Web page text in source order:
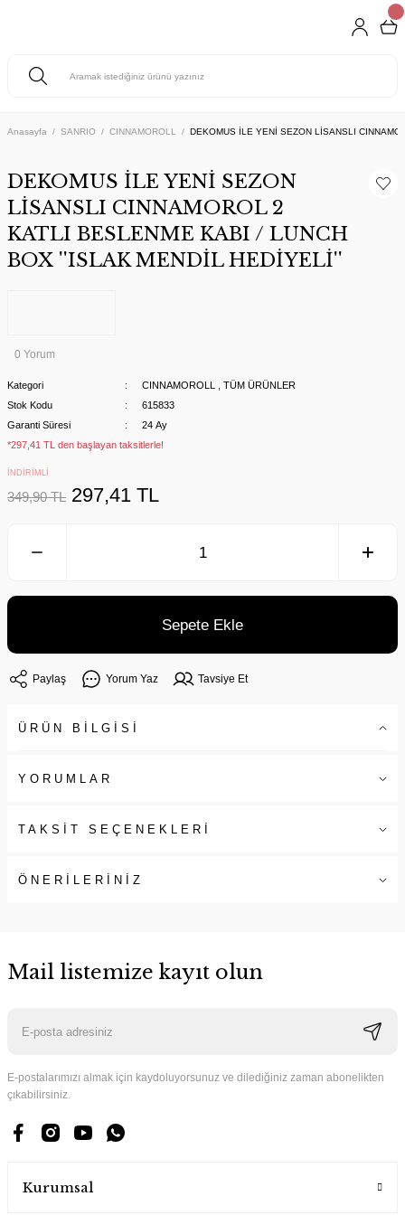
Anasayfa SANRIO CINNAMOROLL DEKOMUS İLE YENİ SEZON LİSANSLI
DEKOMUS İLE YENİ SEZON
LİSANSLI CINNAMOROL 2
KATLI BESLENME KABI / LUNCH
BOX ''ISLAK MENDİL HEDİYELİ''
0 Yorum
Kategori CINNAMOROLL
TÜM ÜRÜNLER
Stok Kodu
615833
Garanti Süresi
24 Ay
*297,41 TL den başlayan taksitlerle!
İNDİRİMLİ
349,90 TL 297,41 TL
Sepete Ekle
Paylaş Yorum Yaz Tavsiye Et
ÜRÜN BİLGİSİ
YORUMLAR
TAKSİT SEÇENEKLERİ
ÖNERİLERİNİZ
Mail listemize kayıt olun
E-postalarımızı almak için kaydoluyorsunuz ve dilediğiniz zaman abonelikten
çıkabilirsiniz.
Kurumsal